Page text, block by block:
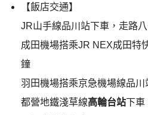
【飯店交通】
JR山手線品川站下車，走路
成田機場搭乘JR NEX成田特
鐘
羽田機場搭乘京急機場線品
都營地鐵淺草線高輪台站下車